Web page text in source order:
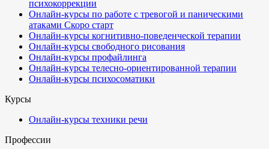
психокоррекции
Онлайн-курсы по работе с тревогой и паническими
атаками Скоро старт
Онлайн-курсы когнитивно-поведенческой терапии
Онлайн-курсы свободного рисования
Онлайн-курсы профайлинга
Онлайн-курсы телесно-ориентированной терапии
Онлайн-курсы психосоматики
Курсы
Онлайн-курсы техники речи
Профессии